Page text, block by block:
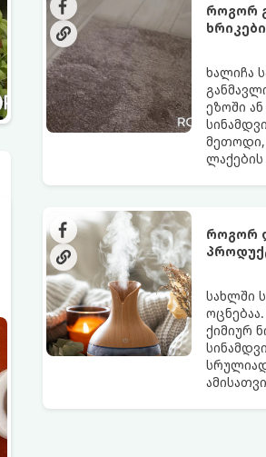
როგორ
ხალიჩა
ეზოში
მეთოდი,
ლაქების
როგორ
სახლში
ქიმიურ